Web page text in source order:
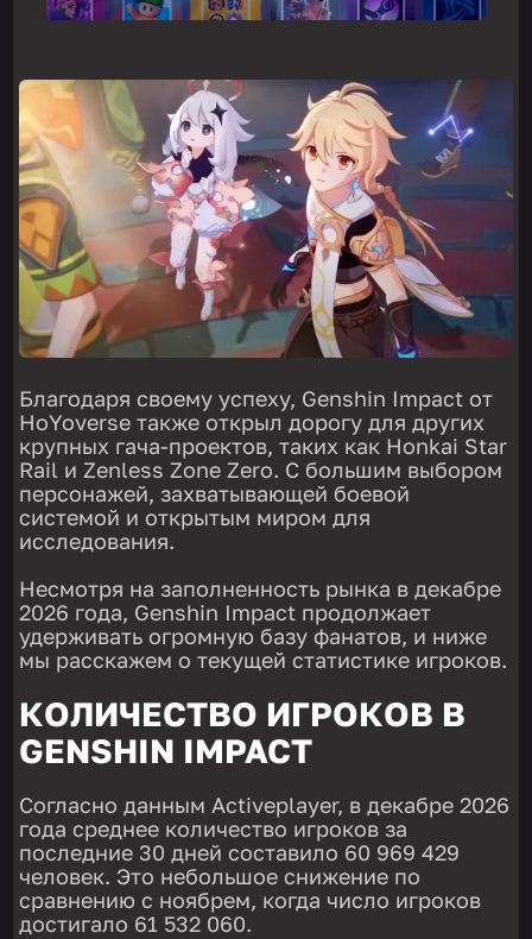
Благодаря своему успеху, Genshin Impact от
HoYoverse также открыл дорогу для других
крупных гача-проектов, таких как Honkai Star
Rail и Zenless Zone Zero. С большим выбором
персонажей, захватывающей боевой
системой и открытым миром для
исследования.
Несмотря на заполненность рынка в декабре
2026 года, Genshin Impact продолжает
удерживать огромную базу фанатов, и ниже
мы расскажем о текущей статистике игроков.
КОЛИЧЕСТВО ИГРОКОВ В
GENSHIN IMPACT
Согласно данным Activeplayer, в декабре 2026
года среднее количество игроков за
последние 30 дней составило 60 969 429
человек. Это небольшое снижение по
сравнению с ноябрем, когда число игроков
достигало 61 532 060.